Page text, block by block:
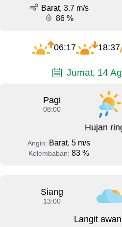
Barat, 3.7 m/s
86 %
06:17 18:37
Jumat, 14
Pagi
08:00
Hujan
Angin: Barat, 5 m/s
Kelembaban: 83 %
Siang
13:00
Langit